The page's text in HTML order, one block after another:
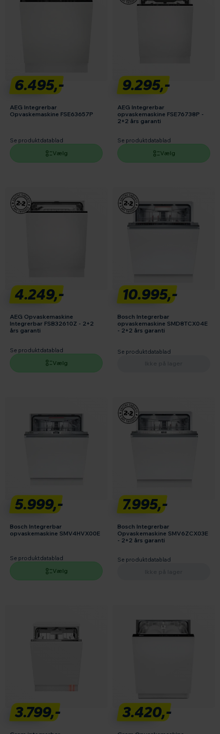
6.495,-
AEG Integrerbar
Opvaskemaskine FSE63657P
Se produktdatablad
Vælg
9.295,-
AEG Integrerbar
opvaskemaskine FSE76738P -
2+2 års garanti
Se produktdatablad
Vælg
4.249,-
AEG Opvaskemaskine
Integrerbar FSB32610Z - 2+2
års garanti
Se produktdatablad
Vælg
10.995,-
Bosch Integrerbar
opvaskemaskine SMD8TCX04E
- 2+2 års garanti
Se produktdatablad
5.999,-
Bosch Integrerbar
opvaskemaskine SMV4HVX00E
Se produktdatablad
Vælg
7.995,-
Bosch Integrerbar
Opvaskemaskine SMV6ZCX03E
- 2+2 års garanti
Se produktdatablad
3.799,- 3.420,-